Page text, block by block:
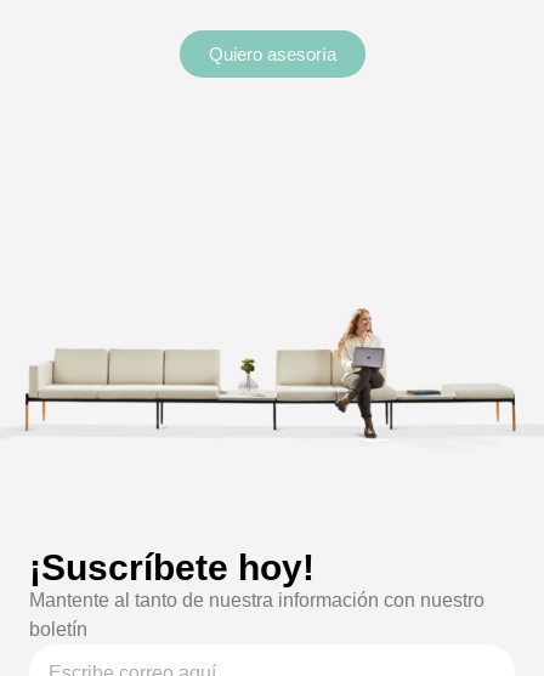
Quiero asesoría
¡Suscríbete hoy!
Mantente al tanto de nuestra información con nuestro
boletín